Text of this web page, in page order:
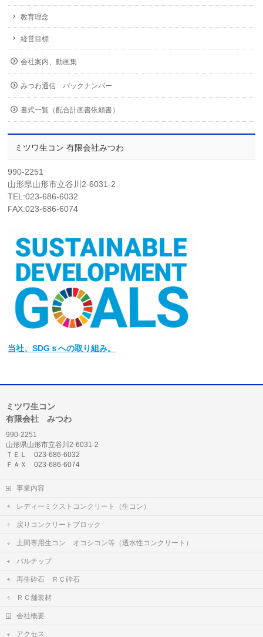
教育理念
経営目標
会社案内、動画集
みつわ通信 バックナンバー
書式一覧（配合計画書依頼書）
ミツワ生コン 有限会社みつわ
990-2251
山形県山形市立谷川2-6031-2
TEL:023-686-6032
FAX:023-686-6074
当社、SDGｓへの取り組み。
ミツワ生コン
有限会社 みつわ
990-2251
山形県山形市立谷川2-6031-2
ＴＥＬ 023-686-6032
ＦＡＸ 023-686-6074
事業内容
レディーミクストコンクリート（生コン）
戻りコンクリートブロック
土間専用生コン オコシコン等（透水性コンクリート）
バルチップ
再生砕石 ＲＣ砕石
ＲＣ舗装材
会社概要
アクセス